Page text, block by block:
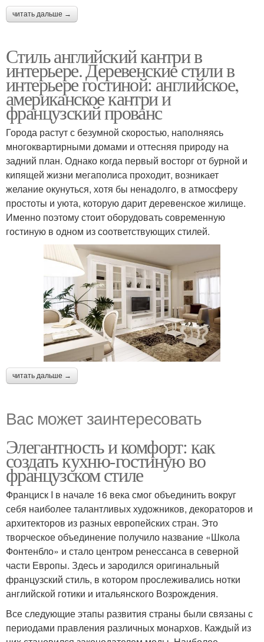
читать дальше →
Стиль английский кантри в
интерьере. Деревенские стили в
интерьере гостиной: английское,
американское кантри и
французский прованс
Города растут с безумной скоростью, наполняясь
многоквартирными домами и оттесняя природу на
задний план. Однако когда первый восторг от бурной и
кипящей жизни мегаполиса проходит, возникает
желание окунуться, хотя бы ненадолго, в атмосферу
простоты и уюта, которую дарит деревенское жилище.
Именно поэтому стоит оборудовать современную
гостиную в одном из соответствующих стилей.
читать дальше →
Вас может заинтересовать
Элегантность и комфорт: как
создать кухню-гостиную во
французском стиле
Франциск I в начале 16 века смог объединить вокруг
себя наиболее талантливых художников, декораторов и
архитекторов из разных европейских стран. Это
творческое объединение получило название «Школа
Фонтенбло» и стало центром ренессанса в северной
части Европы. Здесь и зародился оригинальный
французский стиль, в котором прослеживались нотки
английской готики и итальянского Возрождения.
Все следующие этапы развития страны были связаны с
периодами правления различных монархов. Каждый из